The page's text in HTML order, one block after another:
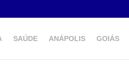
SAÚDE ANÁPOLIS GOIÁS